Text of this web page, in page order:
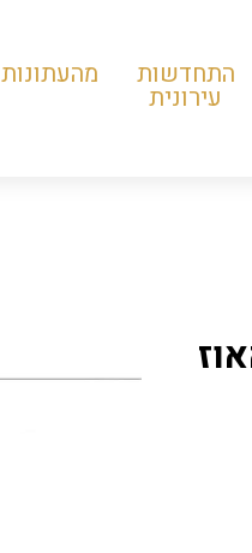
התחדשות
עירונית
מהעתונות